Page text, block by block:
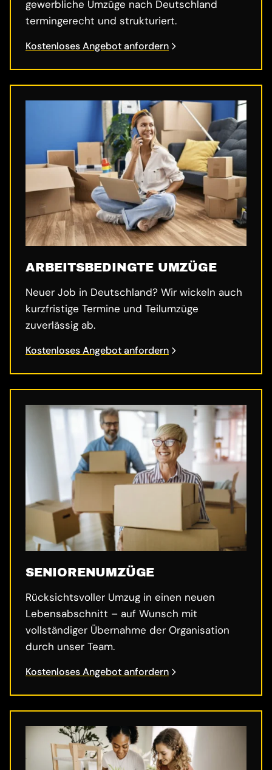
gewerbliche Umzüge nach Deutschland
termingerecht und strukturiert.
Kostenloses Angebot anfordern
ARBEITSBEDINGTE UMZÜGE
Neuer Job in Deutschland? Wir wickeln auch
kurzfristige Termine und Teilumzüge
zuverlässig ab.
Kostenloses Angebot anfordern
SENIORENUMZÜGE
Rücksichtsvoller Umzug in einen neuen
Lebensabschnitt – auf Wunsch mit
vollständiger Übernahme der Organisation
durch unser Team.
Kostenloses Angebot anfordern